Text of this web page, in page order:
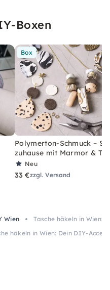
Boxen
Box
Polymerton-Schmuck –
zuhause mit Marmor &
Neu
33 €zzgl. Versand
Wien
Tasche häkeln in Wien:
häkeln in Wien: Dein DIY-